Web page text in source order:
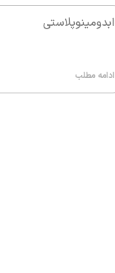
ابدومینوپلاستی
ادامه مطلب